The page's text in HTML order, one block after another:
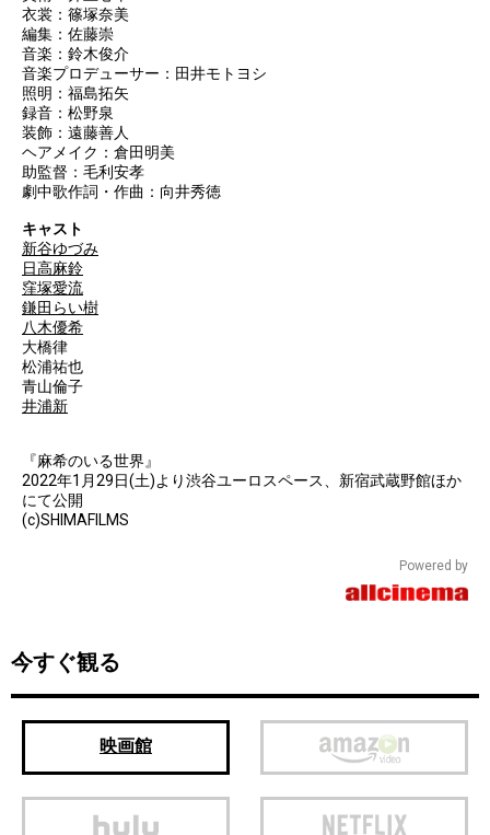
衣裳：篠塚奈美
編集：佐藤崇
音楽：鈴木俊介
音楽プロデューサー：田井モトヨシ
照明：福島拓矢
録音：松野泉
装飾：遠藤善人
ヘアメイク：倉田明美
助監督：毛利安孝
劇中歌作詞・作曲：向井秀徳
キャスト
新谷ゆづみ
日高麻鈴
窪塚愛流
鎌田らい樹
八木優希
大橋律
松浦祐也
青山倫子
井浦新
『麻希のいる世界』
2022年1月29日(土)より渋谷ユーロスペース、新宿武蔵野館ほか
にて公開
(c)SHIMAFILMS
Powered by
今すぐ観る
映画館